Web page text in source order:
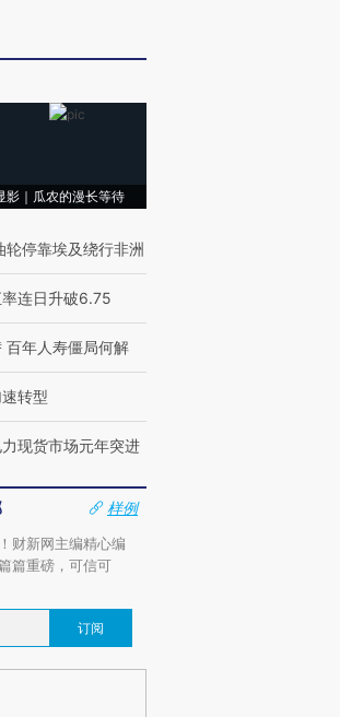
影｜瓜农的漫长等待
停靠埃及绕行非洲
连日升破6.75
百年人寿僵局何解
转型
力现货市场元年突进
样例
财新网主编精心编
篇重磅，可信可
订阅